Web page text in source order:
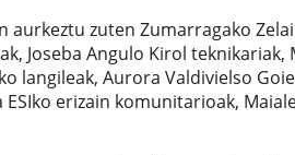
aurkeztu zuten Zumarragako
Joseba Angulo Kirol
langileak, Aurora Valdivielso
erizain komunitarioak,